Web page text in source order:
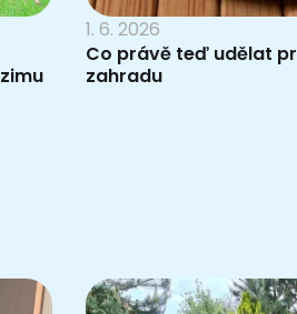
1. 6. 2026
Co právě teď udělat
zahradu